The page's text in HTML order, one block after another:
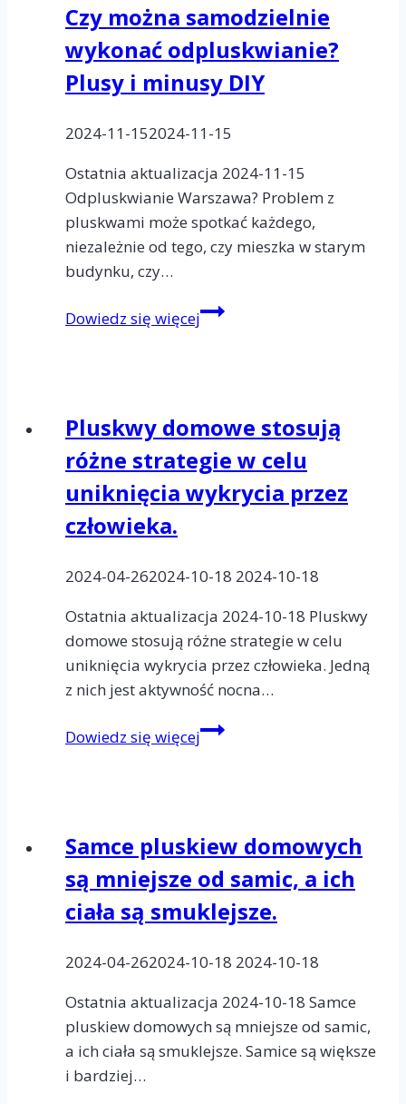
Czy można samodzielnie
wykonać odpluskwianie?
Plusy i minusy DIY
2024-11-152024-11-15
Ostatnia aktualizacja 2024-11-15
Odpluskwianie Warszawa? Problem z
pluskwami może spotkać każdego,
niezależnie od tego, czy mieszka w starym
budynku, czy…
Dowiedz się więcejOdpluskwianie
wykonać
odpluskwianie?
Plusy
i
Pluskwy domowe stosują
różne strategie w celu
uniknięcia wykrycia przez
człowieka.
2024-04-262024-10-18 2024-10-18
Ostatnia aktualizacja 2024-10-18 Pluskwy
domowe stosują różne strategie w celu
uniknięcia wykrycia przez człowieka. Jedną
z nich jest aktywność nocna…
Dowiedz się więcejPluskwy
w
celu
uniknięcia
wykrycia
człowieka.
Samce pluskiew domowych
są mniejsze od samic, a ich
ciała są smuklejsze.
2024-04-262024-10-18 2024-10-18
Ostatnia aktualizacja 2024-10-18 Samce
pluskiew domowych są mniejsze od samic,
a ich ciała są smuklejsze. Samice są większe
i bardziej…